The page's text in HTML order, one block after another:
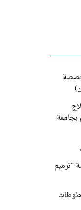
بجامعة
“ترميم